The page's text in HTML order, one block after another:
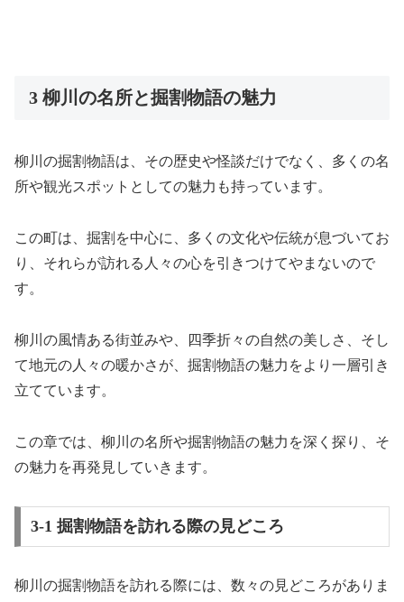
3 柳川の名所と掘割物語の魅力
柳川の掘割物語は、その歴史や怪談だけでなく、多くの名
所や観光スポットとしての魅力も持っています。
この町は、掘割を中心に、多くの文化や伝統が息づいてお
り、それらが訪れる人々の心を引きつけてやまないので
す。
柳川の風情ある街並みや、四季折々の自然の美しさ、そし
て地元の人々の暖かさが、掘割物語の魅力をより一層引き
立てています。
この章では、柳川の名所や掘割物語の魅力を深く探り、そ
の魅力を再発見していきます。
3-1 掘割物語を訪れる際の見どころ
柳川の掘割物語を訪れる際には、数々の見どころがありま